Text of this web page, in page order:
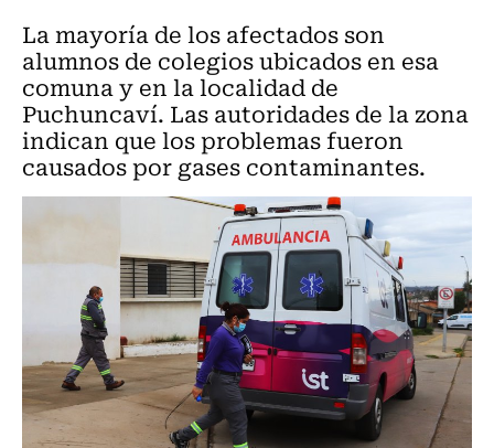
La mayoría de los afectados son
alumnos de colegios ubicados en esa
comuna y en la localidad de
Puchuncaví. Las autoridades de la zona
indican que los problemas fueron
causados por gases contaminantes.